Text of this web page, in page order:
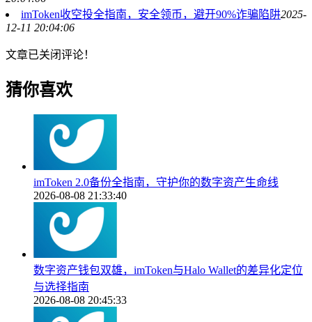
imToken收空投全指南，安全领币，避开90%诈骗陷阱2025-
12-11 20:04:06
文章已关闭评论！
猜你喜欢
imToken 2.0备份全指南，守护你的数字资产生命线
2026-08-08 21:33:40
数字资产钱包双雄，imToken与Halo Wallet的差异化定位
与选择指南
2026-08-08 20:45:33